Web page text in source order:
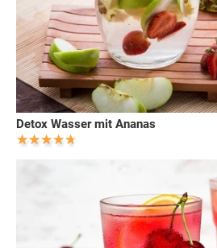
Detox Wasser mit Ananas